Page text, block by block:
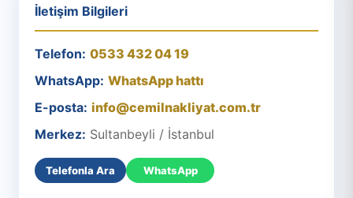
İletişim Bilgileri
Telefon: 0533 432 04 19
WhatsApp: WhatsApp hattı
E-posta: info@cemilnakliyat.com.tr
Merkez: Sultanbeyli / İstanbul
Telefonla Ara WhatsApp